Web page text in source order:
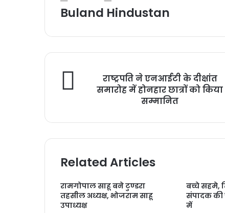
Buland Hindustan
राष्ट्रपति ने एनआईटी के दीक्षांत
समारोह में होनहार छात्रों को किया
सम्मानित
Related Articles
रामगोपाल साहू बने टुण्डरा
तहसील अध्यक्ष, भोजराम साहू
उपाध्यक्ष
बच्चे सहमे,
संपादक की
में